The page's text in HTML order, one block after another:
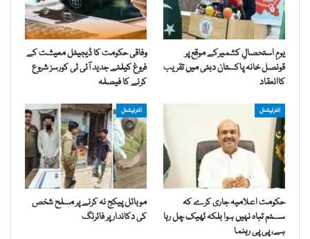
یومِ استحصالِ کشمیرکے موقع پر
قونصل خانہ پاکستان دبئی میں تقریب
کاانعقاد
وفاقی حکومت کا ڈیجیٹل معیشت کے
فروغ کیلئے جدید آئی ٹی کورسز شروع
کرنے کا فیصلہ
انٹرنیشنل
حکومت اعلامیہ جاری کرے کہ
سسٹم تباہ نہیں ہوا بلکہ ٹھیک چل رہا
ہے، پی پی رہنما
انٹرنیشنل
موبائل پیکج نہ کرنے پر مسلح شخص
کی دکاندار پر فائرنگ